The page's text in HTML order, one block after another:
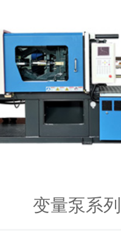
变量泵系列